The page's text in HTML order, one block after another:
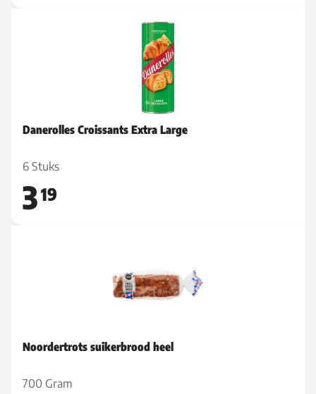
Danerolles Croissants Extra Large
6 Stuks
319
Noordertrots suikerbrood heel
700 Gram